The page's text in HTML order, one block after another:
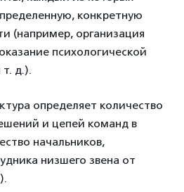
конкретную
(например, организация
психологической
д.).
определяет количество
и цепей команд в
начальников,
низшего звена от